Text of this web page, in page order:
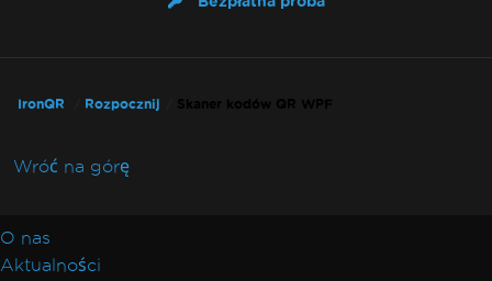
IronQR Rozpocznij Skaner kodów QR WPF
Wróć na górę
O nas
Aktualności